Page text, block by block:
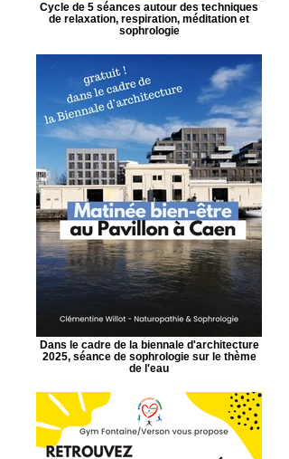
Cycle de 5 séances autour des techniques
de relaxation, respiration, méditation et
sophrologie
Dans le cadre de la biennale d'architecture
2025, séance de sophrologie sur le thème
de l'eau